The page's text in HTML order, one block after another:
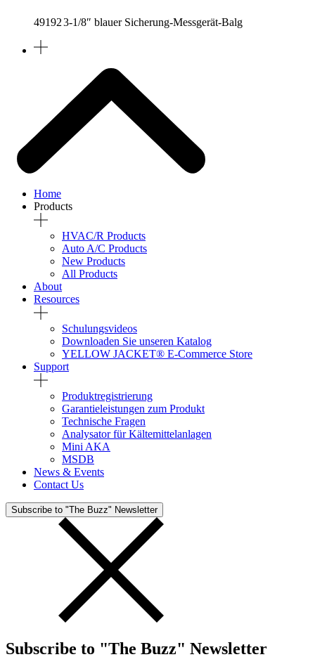
491923-1/8″ blauer Sicherung-Messgerät-Balg
Home
Products
HVAC/R Products
Auto A/C Products
New Products
All Products
About
Resources
Schulungsvideos
Downloaden Sie unseren Katalog
YELLOW JACKET® E-Commerce Store
Support
Produktregistrierung
Garantieleistungen zum Produkt
Technische Fragen
Analysator für Kältemittelanlagen
Mini AKA
MSDB
News & Events
Contact Us
Subscribe to "The Buzz" Newsletter
Subscribe to "The Buzz" Newsletter